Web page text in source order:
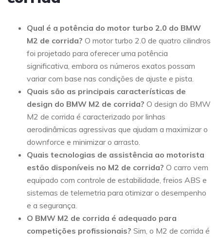
Qual é a potência do motor turbo 2.0 do BMW
M2 de corrida? O motor turbo 2.0 de quatro cilindros
foi projetado para oferecer uma potência
significativa, embora os números exatos possam
variar com base nas condições de ajuste e pista.
Quais são as principais características de
design do BMW M2 de corrida? O design do BMW
M2 de corrida é caracterizado por linhas
aerodinâmicas agressivas que ajudam a maximizar o
downforce e minimizar o arrasto.
Quais tecnologias de assistência ao motorista
estão disponíveis no M2 de corrida? O carro vem
equipado com controle de estabilidade, freios ABS e
sistemas de telemetria para otimizar o desempenho
e a segurança.
O BMW M2 de corrida é adequado para
competições profissionais? Sim, o M2 de corrida é